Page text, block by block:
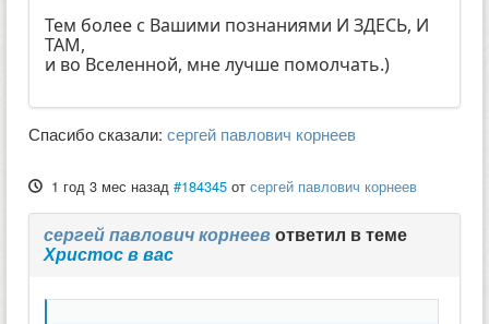
Тем более с Вашими познаниями И ЗДЕСЬ, И
ТАМ,
и во Вселенной, мне лучше помолчать.)
Спасибо сказали: сергей павлович корнеев
1 год 3 мес назад #184345 отсергей павлович корнеев
сергей павлович корнеевответил в теме
Христос в вас